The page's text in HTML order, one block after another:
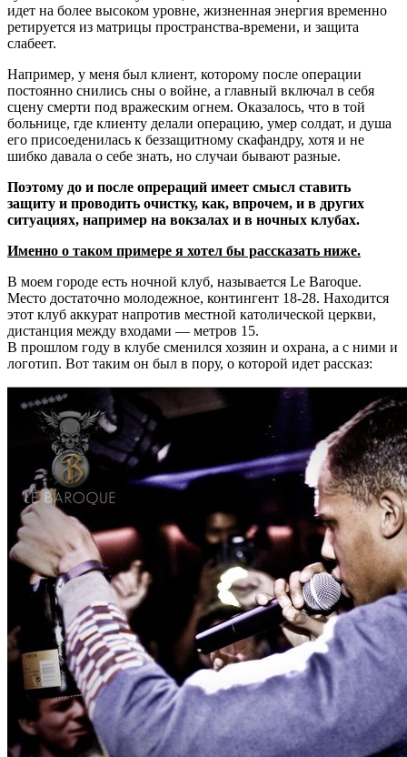
идет на более высоком уровне, жизненная энергия временно
ретируется из матрицы пространства-времени, и защита
слабеет.
Например, у меня был клиент, которому после операции
постоянно снились сны о войне, а главный включал в себя
сцену смерти под вражеским огнем. Оказалось, что в той
больнице, где клиенту делали операцию, умер солдат, и душа
его присоеденилась к беззащитному скафандру, хотя и не
шибко давала о себе знать, но случаи бывают разные.
Поэтому до и после опрераций имеет смысл ставить
защиту и проводить очистку, как, впрочем, и в других
ситуациях, например на вокзалах и в ночных клубах.
Именно о таком примере я хотел бы рассказать ниже.
В моем городе есть ночной клуб, называется Le Baroque.
Место достаточно молодежное, контингент 18-28. Находится
этот клуб аккурат напротив местной католической церкви,
дистанция между входами — метров 15.
В прошлом году в клубе сменился хозяин и охрана, а с ними и
логотип. Вот таким он был в пору, о которой идет рассказ: